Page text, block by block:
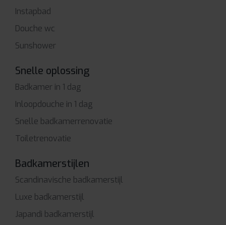
Instapbad
Douche wc
Sunshower
Snelle oplossing
Badkamer in 1 dag
Inloopdouche in 1 dag
Snelle badkamerrenovatie
Toiletrenovatie
Badkamerstijlen
Scandinavische badkamerstijl
Luxe badkamerstijl
Japandi badkamerstijl